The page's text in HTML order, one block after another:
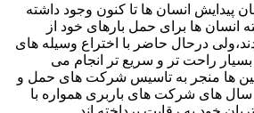
پیدایش انسان ها تا کنون وجود داشته
ها برای حمل بارهای خود از
درحال حاضر با اختراع وسیله های
راحت تر و سریع تر انجام می
ها منجر به تاسیس شرکت های حمل و
های شرکت های باربری همواره با